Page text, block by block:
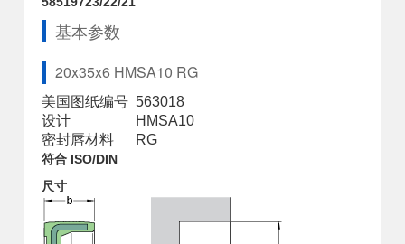
基本参数
20x35x6 HMSA10 RG
美国图纸编号 563018
设计
HMSA10
密封唇材料
RG
符合 ISO/DIN
尺寸